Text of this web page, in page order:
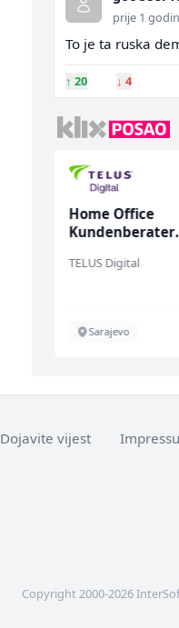
prije 1
To je ta ruska
↑ 20 ↓ 4
Home Office
Kundenberater
TELUS Digital
Sarajevo
Dojavite vijest
Copyright 2000-2026